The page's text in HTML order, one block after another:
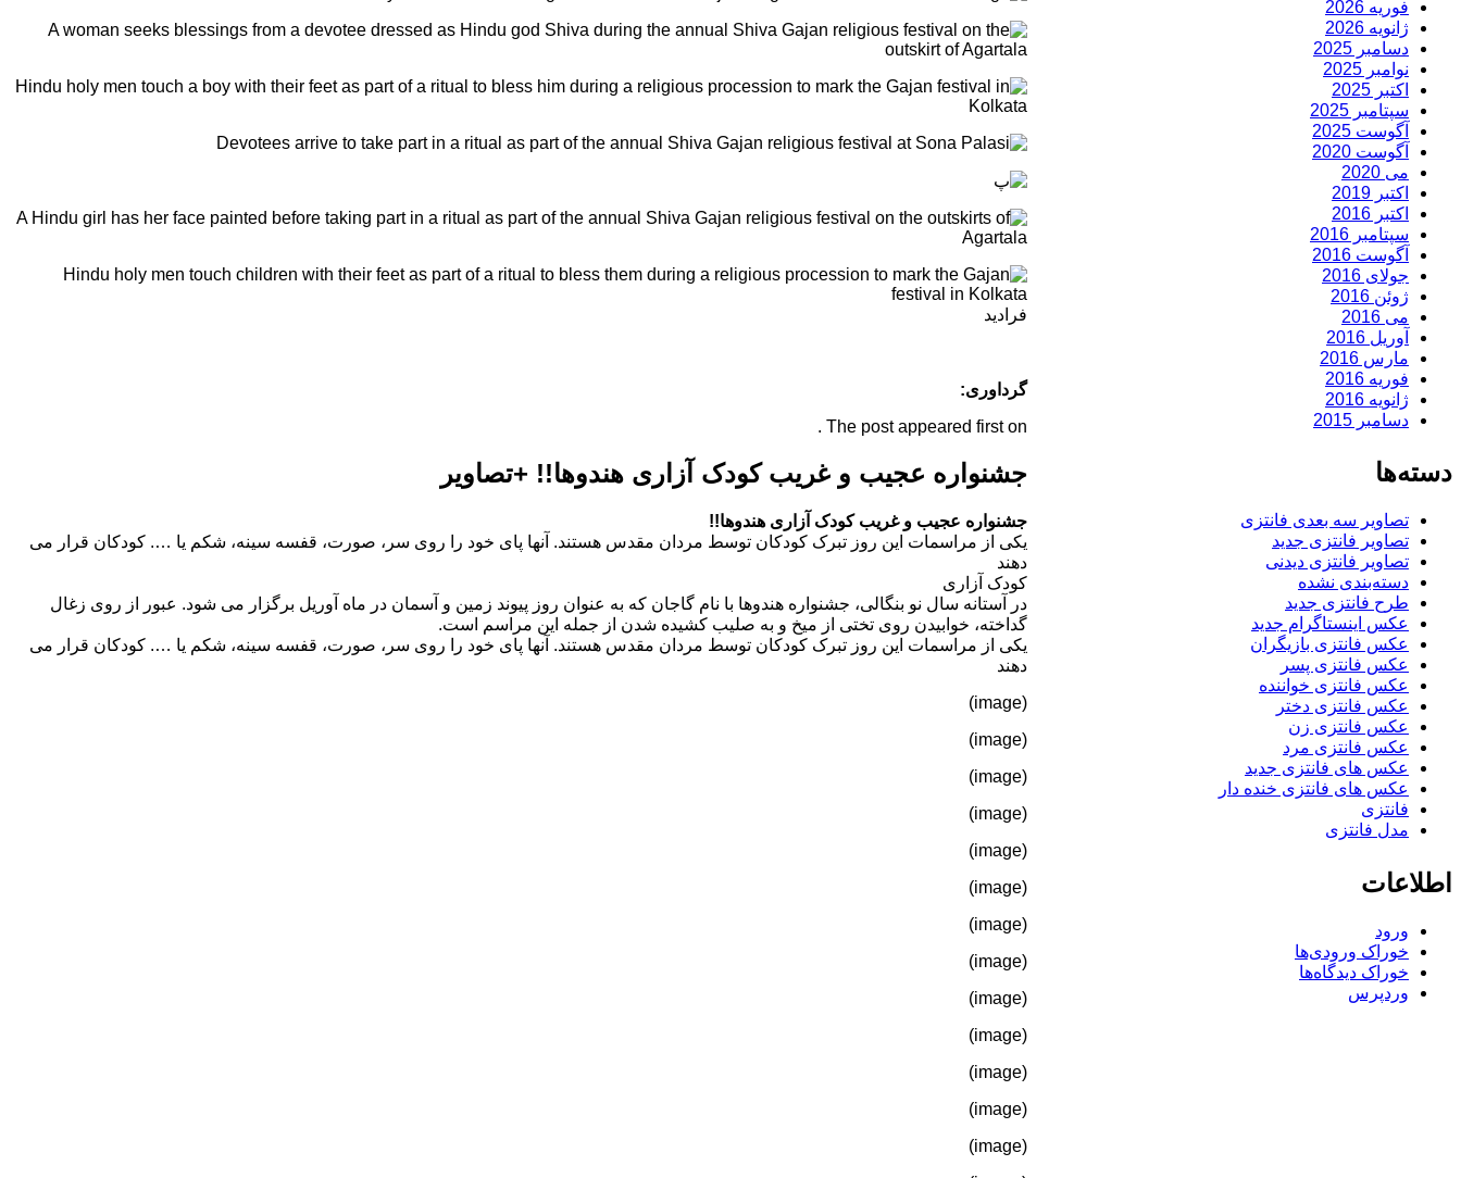
فوریه 2026
ژانویه 2026
دسامبر 2025
نوامبر 2025
اکتبر 2025
سپتامبر 2025
آگوست 2025
آگوست 2020
می 2020
اکتبر 2019
اکتبر 2016
سپتامبر 2016
آگوست 2016
جولای 2016
ژوئن 2016
می 2016
آوریل 2016
مارس 2016
فوریه 2016
ژانویه 2016
دسامبر 2015
دسته‌ها
تصاویر سه بعدی فانتزی
تصاویر فانتزی جدید
تصاویر فانتزی دیدنی
دسته‌بندی نشده
طرح فانتزی جدید
عکس اینستاگرام جدید
عکس فانتزی بازیگران
عکس فانتزی پسر
عکس فانتزی خواننده
عکس فانتزی دختر
عکس فانتزی زن
عکس فانتزی مرد
عکس های فانتزی جدید
عکس های فانتزی خنده دار
فانتزی
مدل فانتزی
اطلاعات
ورود
خوراک ورودی‌ها
خوراک دیدگاه‌ها
وردپرس
فرادید
گرداوری:
The post appeared first on .
جشنواره عجیب و غریب کودک آزاری هندوها!! +تصاویر
جشنواره عجیب و غریب کودک آزاری هندوها!!
یکی از مراسمات این روز تبرک کودکان توسط مردان مقدس هستند. آنها پای خود را روی سر، صورت، قفسه سینه، شکم یا …. کودکان قرار می
دهند
کودک آزاری
در آستانه سال نو بنگالی، جشنواره هندوها با نام گاجان که به عنوان روز پیوند زمین و آسمان در ماه آوریل برگزار می شود. عبور از روی زغال
گداخته، خوابیدن روی تختی از میخ و به صلیب کشیده شدن از جمله این مراسم است.
یکی از مراسمات این روز تبرک کودکان توسط مردان مقدس هستند. آنها پای خود را روی سر، صورت، قفسه سینه، شکم یا …. کودکان قرار می
دهند
(image)
(image)
(image)
(image)
(image)
(image)
(image)
(image)
(image)
(image)
(image)
(image)
(image)